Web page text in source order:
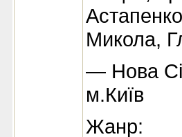
Микола,
— Нова
м.Київ
Жанр: